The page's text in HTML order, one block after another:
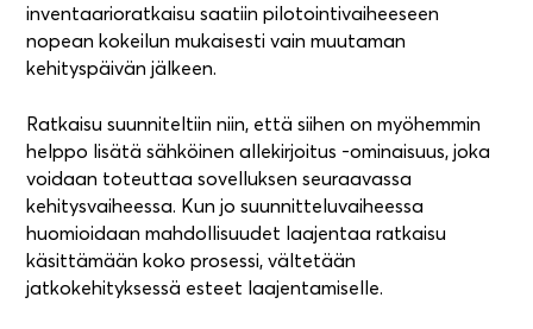
inventaarioratkaisu saatiin pilotointivaiheeseen
nopean kokeilun mukaisesti vain muutaman
kehityspäivän jälkeen.
Ratkaisu suunniteltiin niin, että siihen on myöhemmin
helppo lisätä sähköinen allekirjoitus -ominaisuus, joka
voidaan toteuttaa sovelluksen seuraavassa
kehitysvaiheessa. Kun jo suunnitteluvaiheessa
huomioidaan mahdollisuudet laajentaa ratkaisu
käsittämään koko prosessi, vältetään
jatkokehityksessä esteet laajentamiselle.